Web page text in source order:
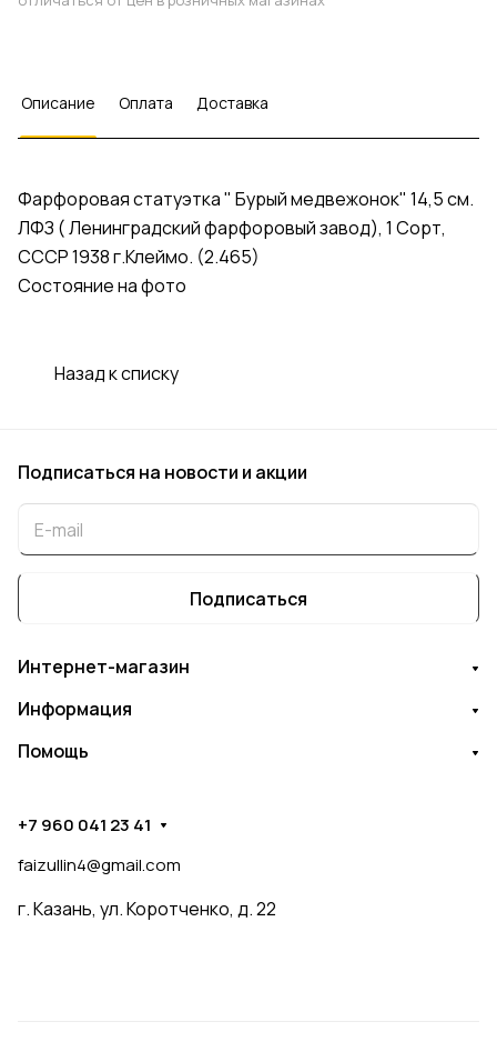
Описание Оплата Доставка
Фарфоровая статуэтка " Бурый медвежонок" 14,5 см.
ЛФЗ ( Ленинградский фарфоровый завод), 1 Сорт,
СССР 1938 г.Клеймо. (2.465)
Состояние на фото
Назад к списку
Подписаться на новости и акции
Подписаться
Интернет-магазин
Информация
Помощь
+7 960 041 23 41
faizullin4@gmail.com
г. Казань, ул. Коротченко, д. 22